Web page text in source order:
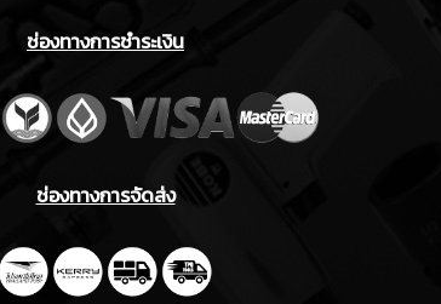
ช่องทางการชำระเงิน
ช่องทางการจัดส่ง